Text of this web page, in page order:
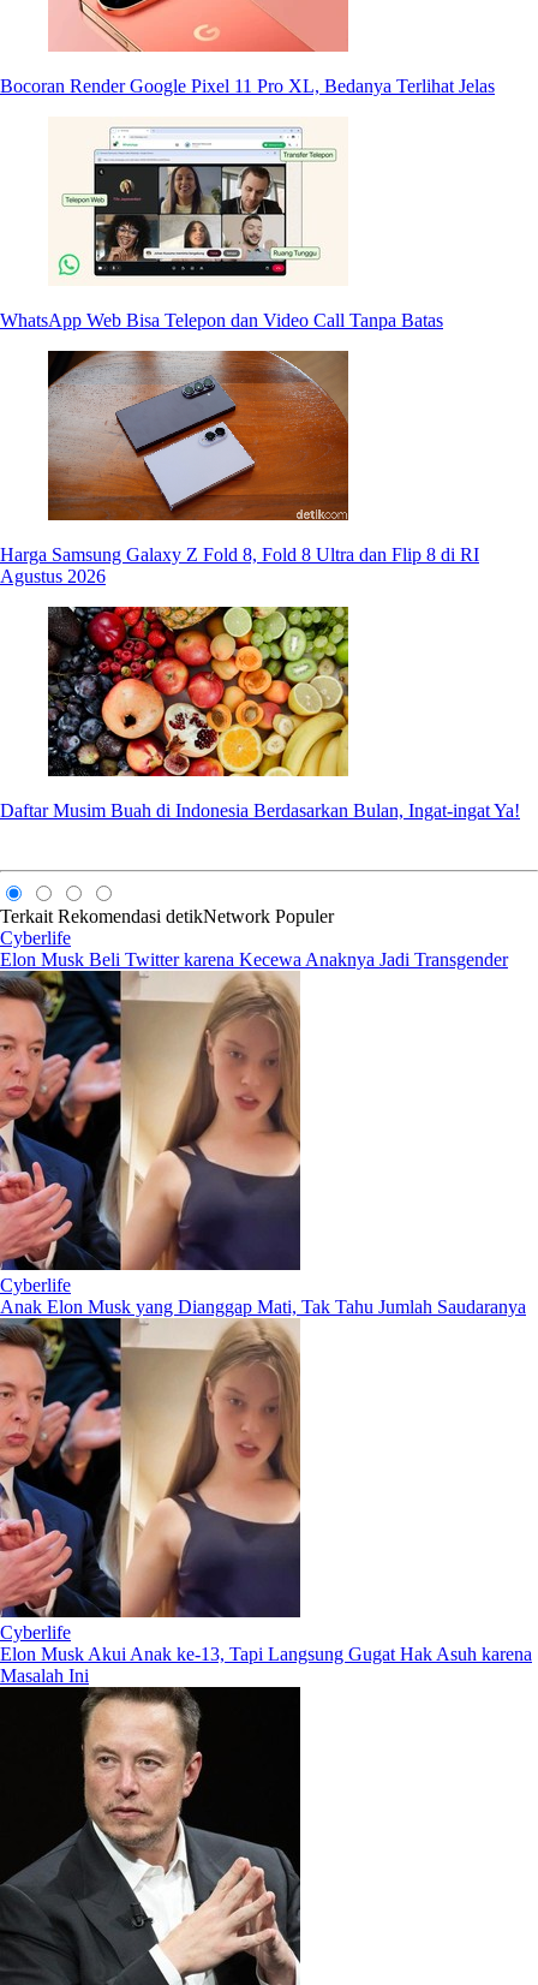
Bocoran Render Google Pixel 11 Pro XL, Bedanya Terlihat Jelas
WhatsApp Web Bisa Telepon dan Video Call Tanpa Batas
Harga Samsung Galaxy Z Fold 8, Fold 8 Ultra dan Flip 8 di RI
Agustus 2026
Daftar Musim Buah di Indonesia Berdasarkan Bulan, Ingat-ingat Ya!
Terkait Rekomendasi detikNetwork Populer
Cyberlife
Elon Musk Beli Twitter karena Kecewa Anaknya Jadi Transgender
Cyberlife
Anak Elon Musk yang Dianggap Mati, Tak Tahu Jumlah Saudaranya
Cyberlife
Elon Musk Akui Anak ke-13, Tapi Langsung Gugat Hak Asuh karena
Masalah Ini